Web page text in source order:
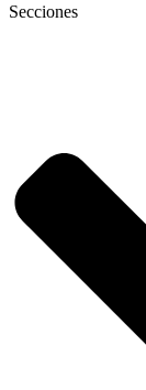
Secciones